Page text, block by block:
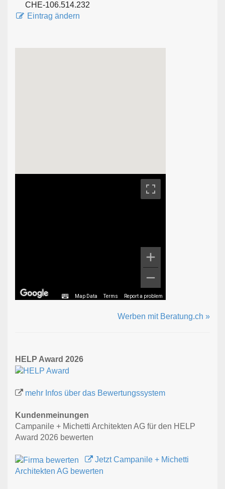
CHE-106.514.232
Eintrag ändern
Map Data Terms Report a problem
Werben mit Beratung.ch »
HELP Award 2026
mehr Infos über das Bewertungssystem
Kundenmeinungen
Campanile + Michetti Architekten AG für den HELP
Award 2026 bewerten
Jetzt Campanile + Michetti
Architekten AG bewerten